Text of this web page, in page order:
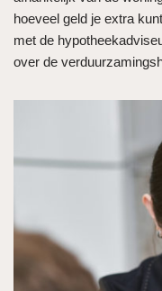
hoeveel geld je extra
met de
over de